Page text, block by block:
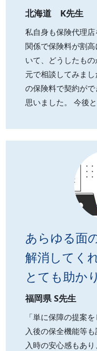
北海道 K先生
私自身も保険代理
関係で保険料が割
いて、どうしたも
元で相談してみま
の保険料で契約が
思いました。 今後
あらゆる面
解消してく
とても助か
福岡県 S先生
「単に保障の提案
入後の保全機能等
入時の安心感もあ